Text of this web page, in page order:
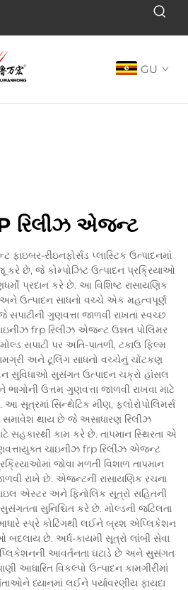
GU
રિલીઝ એજન્ટ
રીઇનફોર્સડ પ્લાસ્ટિક ઉત્પાદનમાં
છે, જે કોમ્પોઝિટ ઉત્પાદન પ્રક્રિયાઓ
પ્રદાન કરે છે. આ વિશિષ્ટ રાસાયણિક
અને ઉત્પાદન સાધનો વચ્ચે એક મહત્વપૂર્ણ
ગુણવત્તા જાળવી રાખતાં સ્વચ્છ
frp રિલીઝ એજન્ટ ઉન્નત પોલિમર
સપાટી પર અતિ-પાતળી, ટકાઉ ફિલ્મ
અને ટૂલિંગ સાધનો વચ્ચેનું ચોંટકણ
સુવિધાઓ સુસંગત ઉત્પાદન ચક્રો હાંસલ
ભાગોની ઉત્તમ ગુણવત્તા જાળવી રાખવા માટે
સિન્થેટિક મીણ, ફ્લોરોપોલિમર્સ
સમાવેશ થાય છે જે અસાધારણ રિલીઝ
સહકારથી કામ કરે છે. તાપમાન સ્થિરતા એ
ચાઇનીઝ frp રિલીઝ એજન્ટ
જોવા મળતી વિશાળ તાપમાન
રાખે છે. એજન્ટની રાસાયણિક રચના
એસ્ટર અને ફિનોલિક સૂત્રો સહિતની
સુનિશ્ચિત કરે છે. મોલ્ડની જટિલતા
સ્પ્રે કોટિંગથી લઈને બ્રશ એપ્લિકેશન
છે. અર્ધ-કાયમી સૂત્રો લાંબી સેવા
આવર્તનતા ઘટાડે છે અને સુસંગત
આધારિત વિકલ્પો ઉત્પાદન કામગીરીમાં
ધ્યાનમાં લઈને પર્યાવરણીય ફાયદા